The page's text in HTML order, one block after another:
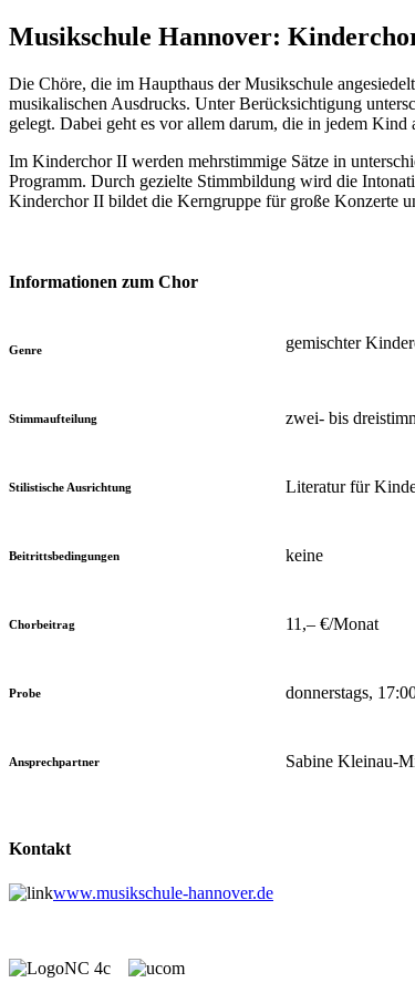
Musikschule Hannover:
Die Chöre, die im Haupthaus der Musikschule
musikalischen Ausdrucks. Unter Berücksichtigung
gelegt. Dabei geht es vor allem darum, die in jedem
Im Kinderchor II werden mehrstimmige Sätze in
Programm. Durch gezielte Stimmbildung wird die
Kinderchor II bildet die Kerngruppe für große Konzerte
Informationen zum Chor
Genre gemischter
Stimmaufteilung zwei- bis
Stilistische Ausrichtung Literatur für
Beitrittsbedingungen keine
Chorbeitrag 11,– €/Monat
Probe donnerstags,
Ansprechpartner Sabine Kleinau-
Kontakt
www.musikschule-hannover.de